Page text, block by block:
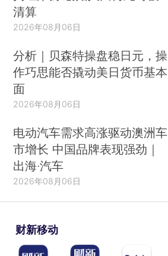
清算
2026年08月06日
分析｜贝森特操盘稳日元，操
作巧思能否撬动美日货币基本
面
2026年08月06日
电动汽车需求高涨驱动澳洲车
市增长 中国品牌表现强劲｜
出海·汽车
2026年08月06日
财新移动